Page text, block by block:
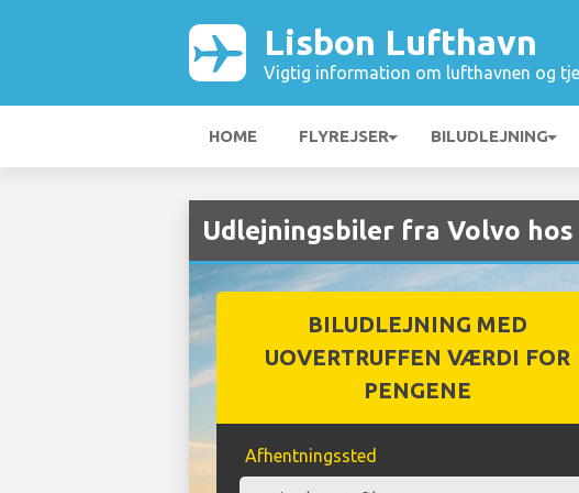
Lisbon Lufthavn
Vigtig information om lufthavnen og
HOME FLYREJSER BILUDLEJNING
Udlejningsbiler fra Volvo
BILUDLEJNING MED
UOVERTRUFFEN VÆRDI FOR
PENGENE
Afhentningssted